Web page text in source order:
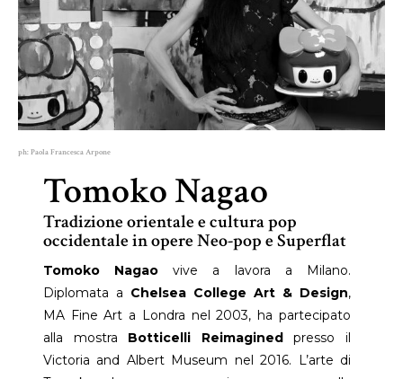
ph: Paola Francesca Arpone
Tomoko Nagao
Tradizione orientale e cultura pop
occidentale in opere Neo-pop e Superflat
Tomoko Nagao vive a lavora a Milano.
Diplomata a Chelsea College Art & Design,
MA Fine Art a Londra nel 2003, ha partecipato
alla mostra Botticelli Reimaginedpresso il
Victoria and Albert Museum nel 2016. L’arte di